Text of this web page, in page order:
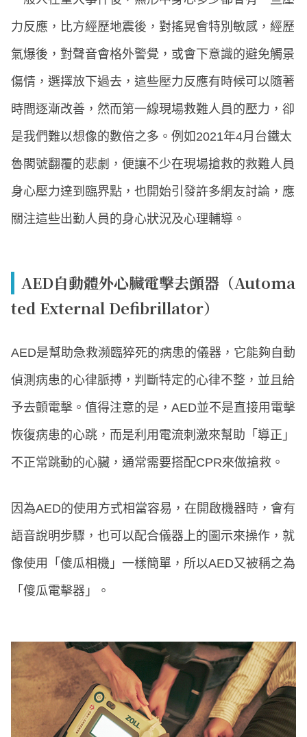
力反應，比方經歷地震後，對搖晃會特別敏感，經歷
氣爆後，對聲音會格外警覺，或會下意識的避免觸景
傷情，選擇放下過去，這些壓力反應有時候可以隨著
時間逐漸改善，然而第一線現場救難人員的壓力，卻
是我們難以想像的數倍之多。例如2021年4月台鐵太
魯閣號翻覆的悲劇，便讓不少在現場搶救的救難人員
身心壓力達到臨界點，也開始引發許多網友討論，應
關注這些出勤人員的身心狀況及心理輔導。
AED自動體外心臟電擊去顫器（Automa
ted External Defibrillator）
AED是幫助急救瀕臨猝死的病患的儀器，它能夠自動
偵測病患的心律脈搏，判斷特定的心律不整，並且給
予去顫電擊。值得注意的是，AED並不是直接用電擊
恢復病患的心跳，而是利用電流刺激來幫助「導正」
不正常跳動的心臟，通常需要搭配CPR來做搶救。
因為AED的使用方式相當容易，在開啟機器時，會有
語音說明步驟，也可以配合儀器上的圖示來操作，就
像使用「傻瓜相機」一樣簡單，所以AED又被稱之為
「傻瓜電擊器」。